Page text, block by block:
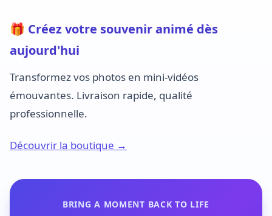
🎁 Créez votre souvenir animé dès
aujourd'hui
Transformez vos photos en mini-vidéos
émouvantes. Livraison rapide, qualité
professionnelle.
Découvrir la boutique →
BRING A MOMENT BACK TO LIFE